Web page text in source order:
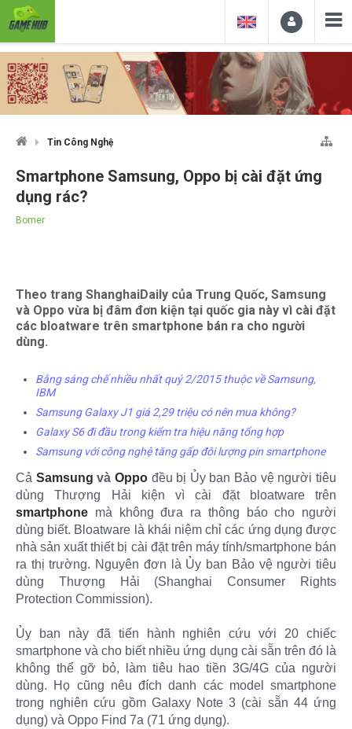
Tin Công Nghệ
Smartphone Samsung, Oppo bị cài đặt ứng
dụng rác?
Bomer
Theo trang ShanghaiDaily của Trung Quốc, Samsung
và Oppo vừa bị đâm đơn kiện tại quốc gia này vì cài đặt
các bloatware trên smartphone bán ra cho người
dùng.
Bằng sáng chế nhiều nhất quý 2/2015 thuộc về Samsung,
IBM
Samsung Galaxy J1 giá 2,29 triệu có nên mua không?
Galaxy S6 đi đầu trong kiểm tra hiệu năng tổng hợp
Samsung với công nghệ tăng gấp đôi lượng pin smartphone
Cả Samsung và Oppođều bị Ủy ban Bảo vệ người tiêu
dùng Thượng Hải kiện vì cài đặt bloatware trên
smartphone mà không đưa ra thông báo cho người
dùng biết. Bloatware là khái niệm chỉ các ứng dụng được
nhà sản xuất thiết bị cài đặt trên máy tính/smartphone bán
ra thị trường. Nguyên đơn là Ủy ban Bảo vệ người tiêu
dùng Thượng Hải (Shanghai Consumer Rights
Protection Commission).
Ủy ban này đã tiến hành nghiên cứu với 20 chiếc
smartphone và cho biết nhiều ứng dụng cài sẵn trên đó là
không thể gỡ bỏ, làm tiêu hao tiền 3G/4G của người
dùng. Họ cũng nêu đích danh các model smartphone
trong nghiên cứu gồm Galaxy Note 3 (cài sẵn 44 ứng
dụng) và Oppo Find 7a (71 ứng dụng).​